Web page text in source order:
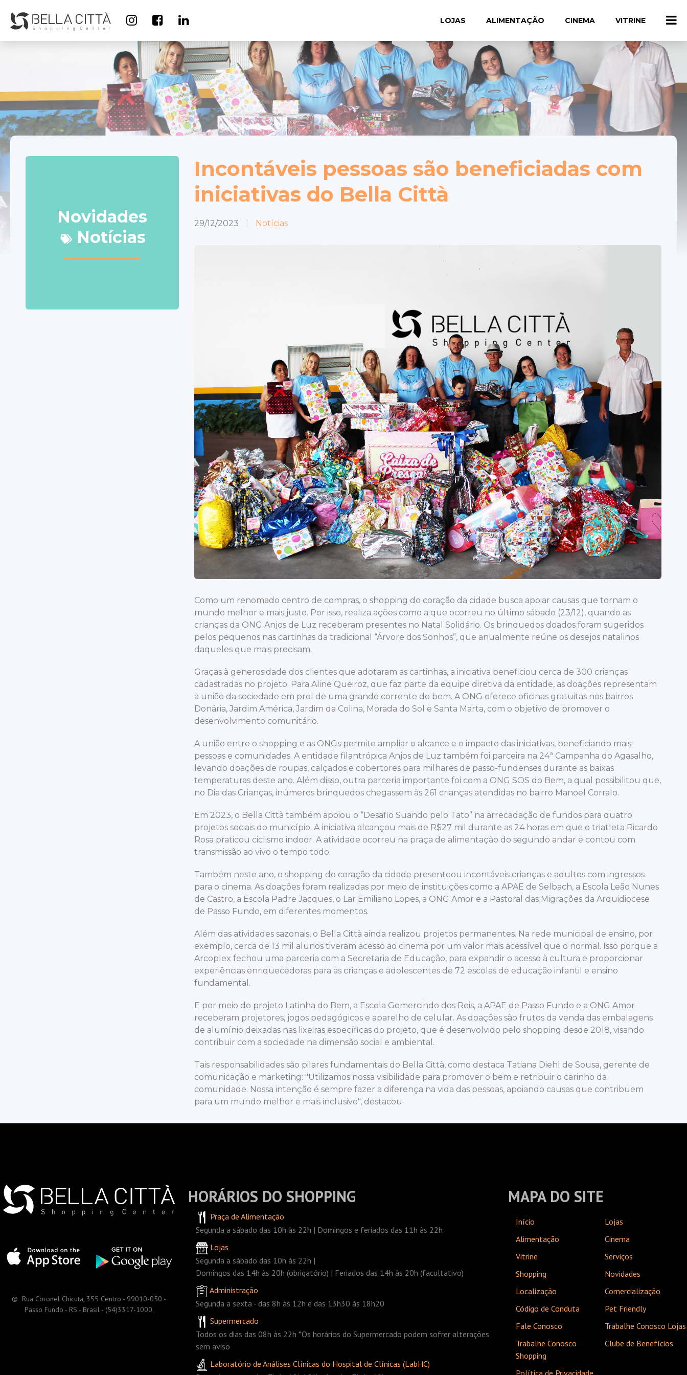
LOJAS ALIMENTAÇÃO CINEMA VITRINE
Novidades
Notícias
Incontáveis pessoas são beneficiadas com
iniciativas do Bella Città
29/12/2023 Notícias
Como um renomado centro de compras, o shopping do coração da cidade busca apoiar causas que tornam o
mundo melhor e mais justo. Por isso, realiza ações como a que ocorreu no último sábado (23/12), quando as
crianças da ONG Anjos de Luz receberam presentes no Natal Solidário. Os brinquedos doados foram sugeridos
pelos pequenos nas cartinhas da tradicional “Árvore dos Sonhos”, que anualmente reúne os desejos natalinos
daqueles que mais precisam.
Graças à generosidade dos clientes que adotaram as cartinhas, a iniciativa beneficiou cerca de 300 crianças
cadastradas no projeto. Para Aline Queiroz, que faz parte da equipe diretiva da entidade, as doações representam
a união da sociedade em prol de uma grande corrente do bem. A ONG oferece oficinas gratuitas nos bairros
Donária, Jardim América, Jardim da Colina, Morada do Sol e Santa Marta, com o objetivo de promover o
desenvolvimento comunitário.
A união entre o shopping e as ONGs permite ampliar o alcance e o impacto das iniciativas, beneficiando mais
pessoas e comunidades. A entidade filantrópica Anjos de Luz também foi parceira na 24ª Campanha do Agasalho,
levando doações de roupas, calçados e cobertores para milhares de passo-fundenses durante as baixas
temperaturas deste ano. Além disso, outra parceria importante foi com a ONG SOS do Bem, a qual possibilitou que,
no Dia das Crianças, inúmeros brinquedos chegassem às 261 crianças atendidas no bairro Manoel Corralo.
Em 2023, o Bella Città também apoiou o “Desafio Suando pelo Tato” na arrecadação de fundos para quatro
projetos sociais do município. A iniciativa alcançou mais de R$27 mil durante as 24 horas em que o triatleta Ricardo
Rosa praticou ciclismo indoor. A atividade ocorreu na praça de alimentação do segundo andar e contou com
transmissão ao vivo o tempo todo.
Também neste ano, o shopping do coração da cidade presenteou incontáveis crianças e adultos com ingressos
para o cinema. As doações foram realizadas por meio de instituições como a APAE de Selbach, a Escola Leão Nunes
de Castro, a Escola Padre Jacques, o Lar Emiliano Lopes, a ONG Amor e a Pastoral das Migrações da Arquidiocese
de Passo Fundo, em diferentes momentos.
Além das atividades sazonais, o Bella Città ainda realizou projetos permanentes. Na rede municipal de ensino, por
exemplo, cerca de 13 mil alunos tiveram acesso ao cinema por um valor mais acessível que o normal. Isso porque a
Arcoplex fechou uma parceria com a Secretaria de Educação, para expandir o acesso à cultura e proporcionar
experiências enriquecedoras para as crianças e adolescentes de 72 escolas de educação infantil e ensino
fundamental.
E por meio do projeto Latinha do Bem, a Escola Gomercindo dos Reis, a APAE de Passo Fundo e a ONG Amor
receberam projetores, jogos pedagógicos e aparelho de celular. As doações são frutos da venda das embalagens
de alumínio deixadas nas lixeiras específicas do projeto, que é desenvolvido pelo shopping desde 2018, visando
contribuir com a sociedade na dimensão social e ambiental.
Tais responsabilidades são pilares fundamentais do Bella Città, como destaca Tatiana Diehl de Sousa, gerente de
comunicação e marketing: "Utilizamos nossa visibilidade para promover o bem e retribuir o carinho da
comunidade. Nossa intenção é sempre fazer a diferença na vida das pessoas, apoiando causas que contribuem
para um mundo melhor e mais inclusivo", destacou.
© Rua Coronel Chicuta, 355 Centro - 99010-050 -
Passo Fundo - RS - Brasil - (54)3317-1000.
HORÁRIOS DO SHOPPING
Praça de Alimentação
Segunda a sábado das 10h às 22h | Domingos e feriados das 11h às 22h
Lojas
Segunda a sábado das 10h às 22h |
Domingos das 14h às 20h (obrigatório) | Feriados das 14h às 20h (facultativo)
Administração
Segunda a sexta - das 8h às 12h e das 13h30 às 18h20
Supermercado
Todos os dias das 08h às 22h *Os horários do Supermercado podem sofrer alterações
sem aviso
Laboratório de Análises Clínicas do Hospital de Clínicas (LabHC)
MAPA DO SITE
Início
Lojas
Alimentação
Cinema
Vitrine
Serviços
Shopping
Novidades
Localização
Comercialização
Código de Conduta
Pet Friendly
Fale Conosco
Trabalhe Conosco Lojas
Trabalhe Conosco
Shopping
Clube de Benefícios
Política de Privacidade